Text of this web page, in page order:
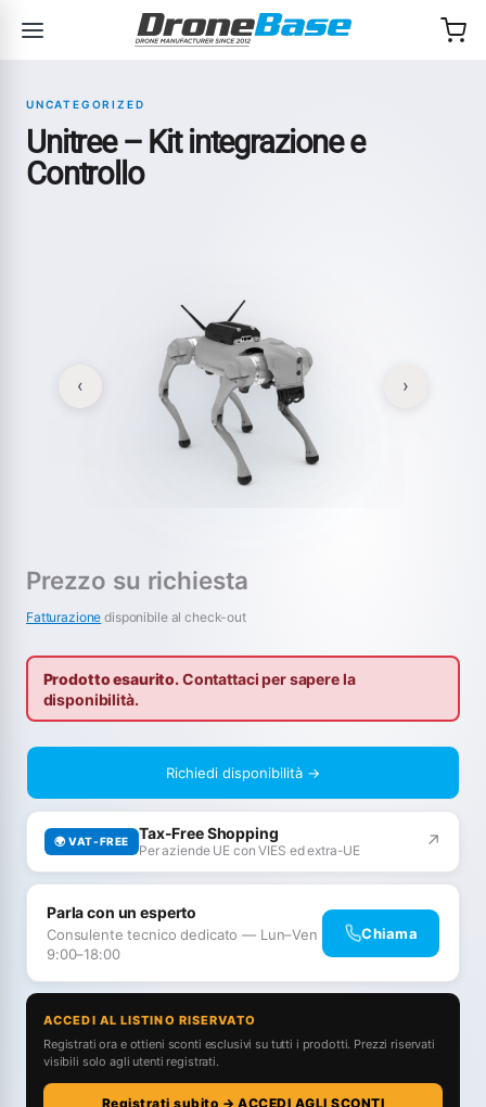
UNCATEGORIZED
Unitree – Kit integrazione e
Controllo
‹ ›
Prezzo su richiesta
Fatturazione disponibile al check-out
Prodotto esaurito.Contattaci per sapere la
disponibilità.
Richiedi disponibilità →
🌍 VAT-FREE Tax-Free Shopping
Per aziende UE con VIES ed extra-UE ↗
Parla con un esperto
Consulente tecnico dedicato — Lun–Ven
9:00–18:00
Chiama
ACCEDI AL LISTINO RISERVATO
Registrati ora e ottieni sconti esclusivi su tutti i prodotti. Prezzi riservati
visibili solo agli utenti registrati.
Registrati subito → ACCEDI AGLI SCONTI